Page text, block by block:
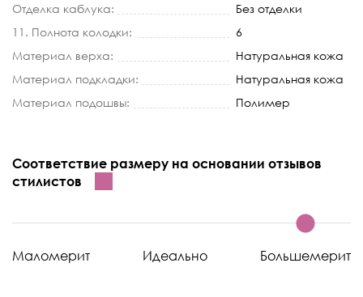
Отделка каблука:
Без отделки
11. Полнота колодки:
6
Материал верха:
Натуральная кожа
Материал подкладки:
Натуральная кожа
Материал подошвы:
Полимер
Соответствие размеру на основании отзывов
стилистов
Маломерит Идеально Большемерит